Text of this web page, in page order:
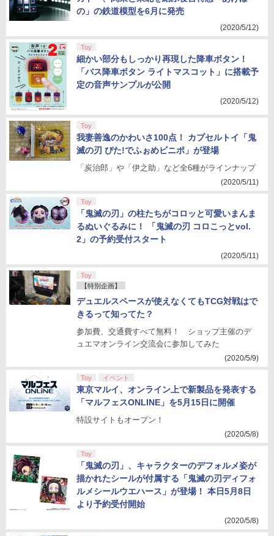
の」の鉄道模型を6月に発売
(2020/5/12)
Toy
細かい部分もしっかり再現した降車ボタン！
「バス降車ボタン ライトマスコット」に搭載予
定の音声サンプルが公開
(2020/5/12)
Toy
我妻善逸のかわいさ100点！ カプセルトイ「鬼
滅の刃 ぴた!でふぉめビニポ」が登場
「炭治郎」や「伊之助」など全6種がラインナップ
(2020/5/11)
Toy
「鬼滅の刃」の柱たちがコロッと可愛いまんま
るぬいぐるみに！ 「鬼滅の刃 コロこっとvol.
2」の予約受付スタート
(2020/5/11)
Toy
【特別企画】
デュエルスペースが使えなくてもTCG対戦はで
きるって知ってた？
参加費、交通費すべて無料！ ショップ主催のデ
ュエマオンライン交流会に参加してみた
(2020/5/9)
Toy イベント
東京マルイ、オンライン上で新製品を発表する
「マルフェスONLINE」を5月15日に開催
特設サイトもオープン！
(2020/5/8)
Toy
「鬼滅の刃」、キャラクターのデフォルメ姿が
描かれたシールが付属する「鬼滅の刃ディフォ
ルメシールウエハース」が登場！ 本日5月8日
より予約受付開始
(2020/5/8)